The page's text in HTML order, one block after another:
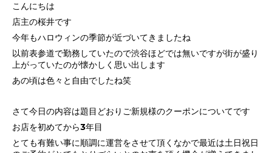
こんにちは
店主の桜井です
今年もハロウィンの季節が近づいてきましたね
以前表参道で勤務していたので渋谷ほどでは無いですが街が盛り
上がっていたのが懐かしく思い出します
あの頃は色々と自由でしたね笑
さて今日の内容は題目どおりご新規様のクーポンについてです
お店を初めてから3年目
とても有難い事に順調に運営をさせて頂くなかで最近は土日祝日